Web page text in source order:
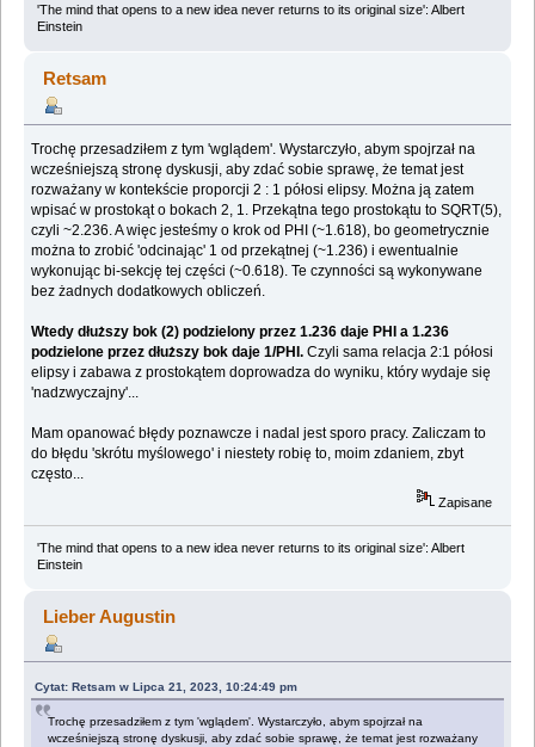
'The mind that opens to a new idea never returns to its original size': Albert
Einstein
Retsam
Trochę przesadziłem z tym 'wglądem'. Wystarczyło, abym spojrzał na
wcześniejszą stronę dyskusji, aby zdać sobie sprawę, że temat jest
rozważany w kontekście proporcji 2 : 1 półosi elipsy. Można ją zatem
wpisać w prostokąt o bokach 2, 1. Przekątna tego prostokątu to SQRT(5),
czyli ~2.236. A więc jesteśmy o krok od PHI (~1.618), bo geometrycznie
można to zrobić 'odcinając' 1 od przekątnej (~1.236) i ewentualnie
wykonując bi-sekcję tej części (~0.618). Te czynności są wykonywane
bez żadnych dodatkowych obliczeń.
Wtedy dłuższy bok (2) podzielony przez 1.236 daje PHI a 1.236
podzielone przez dłuższy bok daje 1/PHI. Czyli sama relacja 2:1 półosi
elipsy i zabawa z prostokątem doprowadza do wyniku, który wydaje się
'nadzwyczajny'...
Mam opanować błędy poznawcze i nadal jest sporo pracy. Zaliczam to
do błędu 'skrótu myślowego' i niestety robię to, moim zdaniem, zbyt
często...
Zapisane
'The mind that opens to a new idea never returns to its original size': Albert
Einstein
Lieber Augustin
Cytat: Retsam w Lipca 21, 2023, 10:24:49 pm
Trochę przesadziłem z tym 'wglądem'. Wystarczyło, abym spojrzał na
wcześniejszą stronę dyskusji, aby zdać sobie sprawę, że temat jest rozważany